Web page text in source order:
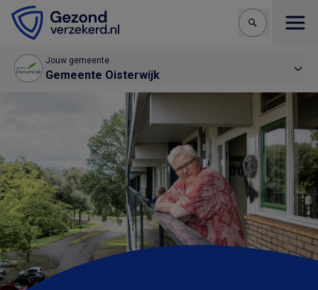
Jouw gemeente
Gemeente Oisterwijk